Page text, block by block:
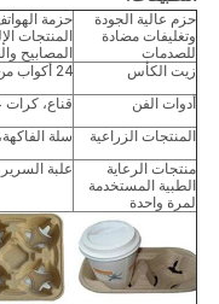
حزم عالية الجودة
وتغليفات مضادة
للصدمات
حزمة
المنتجات
المصابيح
زيت الكأس
24 أكواب من المصلحات
أدوات الفن
قناع، كرات
المنتجات الزراعية
سلة
منتجات الرعاية
الطبية المستخدمة
لمرة واحدة
علبة